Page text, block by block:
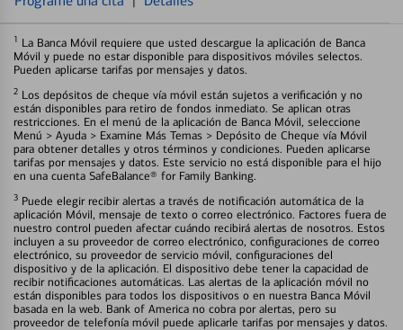
1 La Banca Móvil requiere que usted descargue la aplicación de Banca
Móvil y puede no estar disponible para dispositivos móviles selectos.
Pueden aplicarse tarifas por mensajes y datos.
2 Los depósitos de cheque vía móvil están sujetos a verificación y no
están disponibles para retiro de fondos inmediato. Se aplican otras
restricciones. En el menú de la aplicación de Banca Móvil, seleccione
Menú > Ayuda > Examine Más Temas > Depósito de Cheque vía Móvil
para obtener detalles y otros términos y condiciones. Pueden aplicarse
tarifas por mensajes y datos. Este servicio no está disponible para el hijo
en una cuenta SafeBalance® for Family Banking.
3 Puede elegir recibir alertas a través de notificación automática de la
aplicación Móvil, mensaje de texto o correo electrónico. Factores fuera de
nuestro control pueden afectar cuándo recibirá alertas de nosotros. Estos
incluyen a su proveedor de correo electrónico, configuraciones de correo
electrónico, su proveedor de servicio móvil, configuraciones del
dispositivo y de la aplicación. El dispositivo debe tener la capacidad de
recibir notificaciones automáticas. Las alertas de la aplicación móvil no
están disponibles para todos los dispositivos o en nuestra Banca Móvil
basada en la web. Bank of America no cobra por alertas, pero su
proveedor de telefonía móvil puede aplicarle tarifas por mensajes y datos.